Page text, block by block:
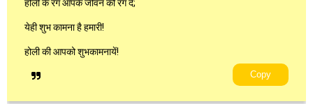
होली के रंग आपके जीवन को रंग दे;
येही शुभ कामना है हमारी!
होली की आपको शुभकामनायें!
Copy